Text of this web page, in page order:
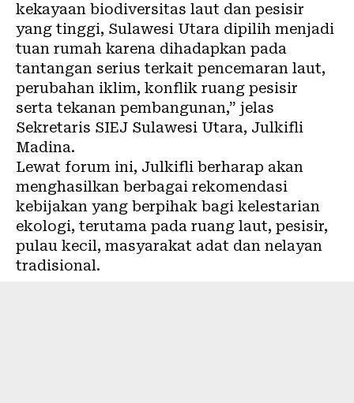
kekayaan biodiversitas laut dan pesisir
yang tinggi, Sulawesi Utara dipilih menjadi
tuan rumah karena dihadapkan pada
tantangan serius terkait pencemaran laut,
perubahan iklim, konflik ruang pesisir
serta tekanan pembangunan,” jelas
Sekretaris SIEJ Sulawesi Utara, Julkifli
Madina.
Lewat forum ini, Julkifli berharap akan
menghasilkan berbagai rekomendasi
kebijakan yang berpihak bagi kelestarian
ekologi, terutama pada ruang laut, pesisir,
pulau kecil, masyarakat adat dan nelayan
tradisional.